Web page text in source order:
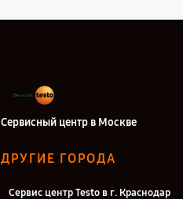
Сервисный центр в Москве
ДРУГИЕ ГОРОДА
Сервис центр Testo в г. Краснодар